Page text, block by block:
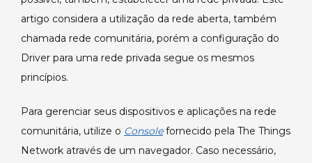
artigo considera a utilização da rede aberta, também
chamada rede comunitária, porém a configuração do
Driver para uma rede privada segue os mesmos
princípios.
Para gerenciar seus dispositivos e aplicações na rede
comunitária, utilize o Consolefornecido pela The Things
Network através de um navegador. Caso necessário,